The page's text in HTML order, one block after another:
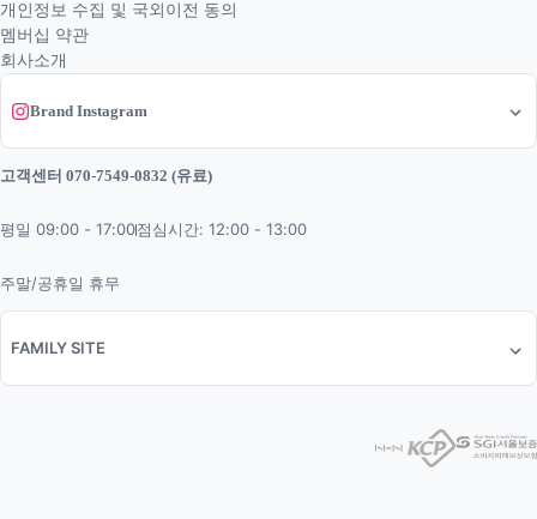
개인정보 수집 및 국외이전 동의
멤버십 약관
회사소개
Brand Instagram
고객센터 070-7549-0832 (유료)
평일 09:00 - 17:00점심시간: 12:00 - 13:00
주말/공휴일 휴무
FAMILY SITE